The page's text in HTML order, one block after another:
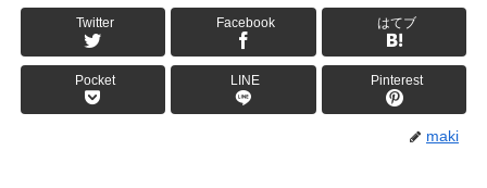
Twitter Facebook はてブ
Pocket LINE Pinterest
maki